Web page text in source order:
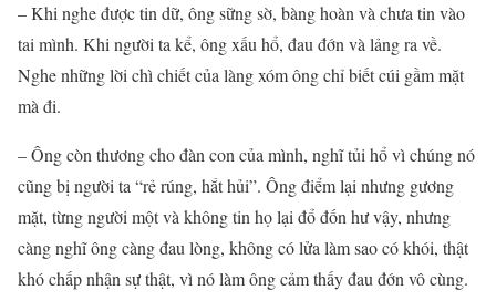
– Khi nghe được tin dữ, ông sững sờ, bàng hoàn và chưa tin vào
tai mình. Khi người ta kể, ông xấu hổ, đau đớn và lảng ra về.
Nghe những lời chì chiết của làng xóm ông chỉ biết cúi gầm mặt
mà đi.
– Ông còn thương cho đàn con của mình, nghĩ tủi hổ vì chúng nó
cũng bị người ta “rẻ rúng, hắt hủi”. Ông điểm lại nhưng gương
mặt, từng người một và không tin họ lại đổ đốn hư vậy, nhưng
càng nghĩ ông càng đau lòng, không có lửa làm sao có khói, thật
khó chấp nhận sự thật, vì nó làm ông cảm thấy đau đớn vô cùng.